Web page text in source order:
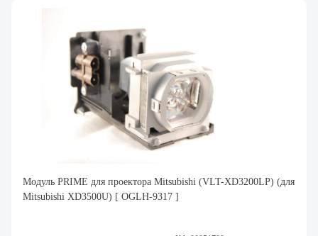
Модуль PRIME для проектора Mitsubishi (VLT-XD3200LP) (для
Mitsubishi XD3500U) [ OGLH-9317 ]